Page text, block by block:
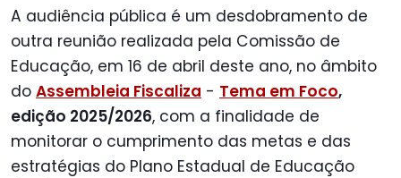
A audiência pública é um desdobramento de
outra reunião realizada pela Comissão de
Educação, em 16 de abril deste ano, no âmbito
do Assembleia Fiscaliza - Tema em Foco,
edição 2025/2026, com a finalidade de
monitorar o cumprimento das metas e das
estratégias do Plano Estadual de Educação